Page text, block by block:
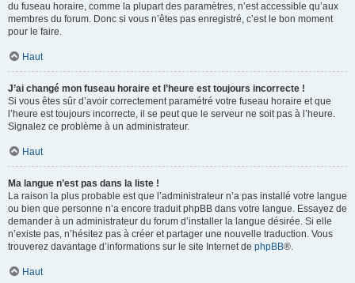
du fuseau horaire, comme la plupart des paramètres, n’est accessible qu’aux
membres du forum. Donc si vous n’êtes pas enregistré, c’est le bon moment
pour le faire.
Haut
J’ai changé mon fuseau horaire et l’heure est toujours incorrecte !
Si vous êtes sûr d’avoir correctement paramétré votre fuseau horaire et que
l’heure est toujours incorrecte, il se peut que le serveur ne soit pas à l’heure.
Signalez ce problème à un administrateur.
Haut
Ma langue n’est pas dans la liste !
La raison la plus probable est que l’administrateur n’a pas installé votre langue
ou bien que personne n’a encore traduit phpBB dans votre langue. Essayez de
demander à un administrateur du forum d’installer la langue désirée. Si elle
n’existe pas, n’hésitez pas à créer et partager une nouvelle traduction. Vous
trouverez davantage d’informations sur le site Internet de phpBB®.
Haut